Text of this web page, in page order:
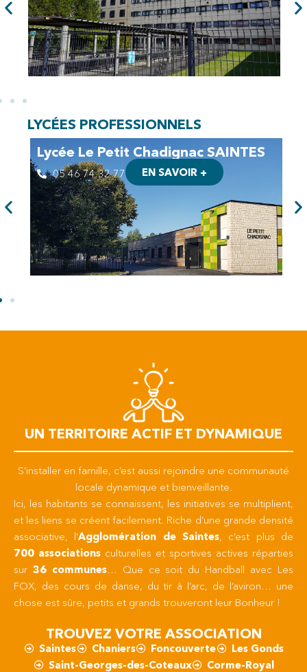
LYCÉES PROFESSIONNELS
Lycée Le Petit Chadignac SAINTES
05 46 74 32 77 EN SAVOIR +
UN TERRITOIRE ACTIF ET DYNAMIQUE
S’installer en famille, c’est aussi rejoindre une communauté
locale dynamique et bienveillante.
Ici, les habitants se connaissent, les initiatives se multiplient,
et les liens se créent facilement. Riche d’une grande densité
associative, l’Agglomération de Saintes, c’est plus de
700 associations culturelles et sportives actives réparties
sur 36 communes… Que ce soit du Handball avec Les
FOX, des cours de danse, du tir à l’arc, de l’aviron… une
chose est sûre, petits et grands trouveront leur Bonheur !
TROUVEZ VOTRE ASSOCIATION
Saintes Chaniers Foncouverte
Les Gonds
Saint-Georges-des-Coteaux
Corme-Royal